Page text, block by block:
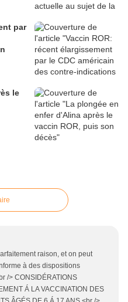
par
le
raison, et on peut
à des dispositions
/> CONSIDÉRATIONS
Á LA VACCINATION DES